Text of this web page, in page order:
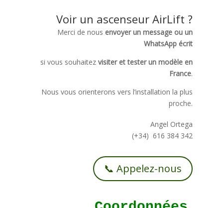
Voir un ascenseur AirLift ?
Merci de nous envoyer un message ou un
WhatsApp écrit
si vous souhaitezvisiter et tester un modèle en
France.
Nous vous orienterons vers l’installation la plus
proche.
Angel Ortega
(+34) 616 384 342
📞 Appelez-nous